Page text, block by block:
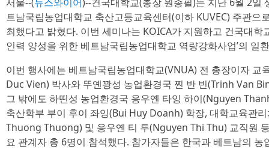
트남국립농업대학교 축산고등교육센터(이하 KUVEC) 주관으
최했다고 밝혔다. 이번 세미나는 KOICA가 지원하고 건국대학
인력 양성을 위한 베트남국립농업대학교 역량강화사업’의 일
이번 행사에는 베트남국립농업대학교(VNUA) 전 총장이자 교
Duc Vien) 박사와 뚜옌꽝성 농업환경국 찐 반 빈(Trinh Van
그 밖에도 하띤성 농업환경국 응우옌 타잉 하이(Nguyen
축산학부 부이 후이 좌잉(Bui Huy Doanh) 학장, 대학교육관
Thuong Thuong) 및 응우옌 티 투(Nguyen Thi Thu) 교직원
요 관계자 총 6명이 참석했다. 참가자들은 한국과 베트남의 농